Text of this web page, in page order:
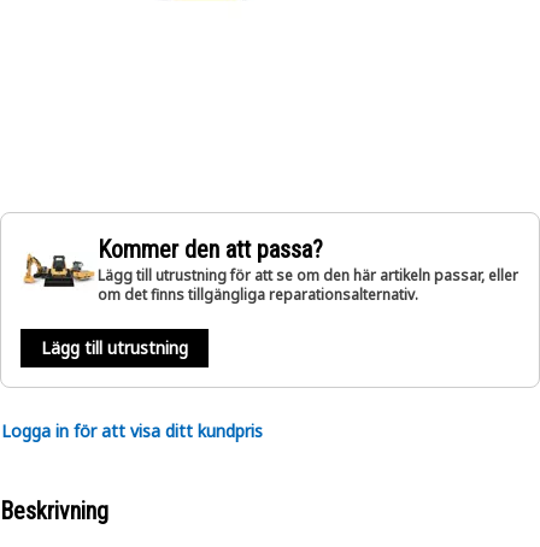
Kommer den att passa?
Lägg till utrustning för att se om den här artikeln passar, eller
om det finns tillgängliga reparationsalternativ.
Lägg till utrustning
Logga in för att visa ditt kundpris
Beskrivning